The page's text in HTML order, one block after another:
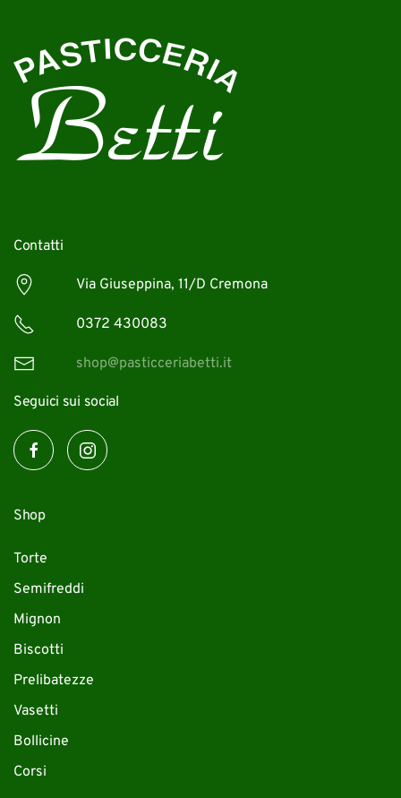
Contatti
Via Giuseppina, 11/D Cremona
0372 430083
shop@pasticceriabetti.it
Seguici sui social
Shop
Torte
Semifreddi
Mignon
Biscotti
Prelibatezze
Vasetti
Bollicine
Corsi